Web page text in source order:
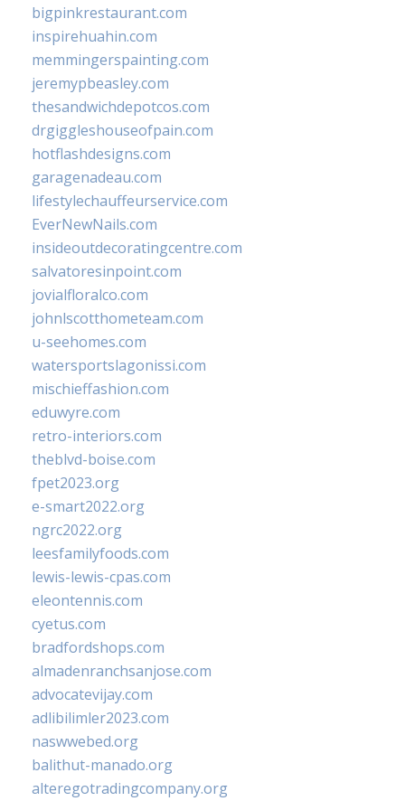
bigpinkrestaurant.com
inspirehuahin.com
memmingerspainting.com
jeremypbeasley.com
thesandwichdepotcos.com
drgiggleshouseofpain.com
hotflashdesigns.com
garagenadeau.com
lifestylechauffeurservice.com
EverNewNails.com
insideoutdecoratingcentre.com
salvatoresinpoint.com
jovialfloralco.com
johnlscotthometeam.com
u-seehomes.com
watersportslagonissi.com
mischieffashion.com
eduwyre.com
retro-interiors.com
theblvd-boise.com
fpet2023.org
e-smart2022.org
ngrc2022.org
leesfamilyfoods.com
lewis-lewis-cpas.com
eleontennis.com
cyetus.com
bradfordshops.com
almadenranchsanjose.com
advocatevijay.com
adlibilimler2023.com
naswwebed.org
balithut-manado.org
alteregotradingcompany.org